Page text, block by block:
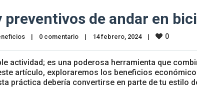
de andar en
| 0 comentario | 14 febrero, 2024 | 0
actividad; es una poderosa herramienta que
artículo, exploraremos los beneficios
práctica debería convertirse en parte de tu estilo